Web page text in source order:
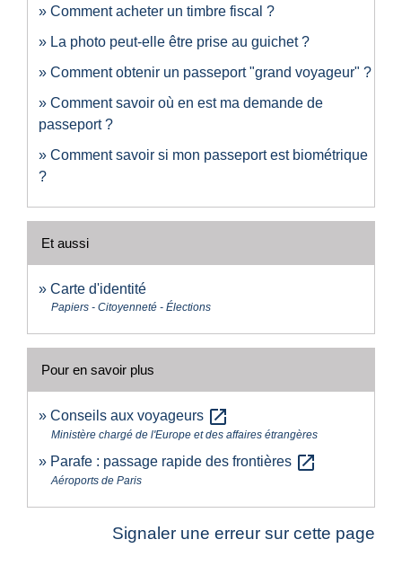
Comment acheter un timbre fiscal ?
La photo peut-elle être prise au guichet ?
Comment obtenir un passeport "grand voyageur" ?
Comment savoir où en est ma demande de
passeport ?
Comment savoir si mon passeport est biométrique
?
Et aussi
Carte d'identité
Papiers - Citoyenneté - Élections
Pour en savoir plus
Conseils aux voyageurs open_in_new
Ministère chargé de l'Europe et des affaires étrangères
Parafe : passage rapide des frontières open_in_new
Aéroports de Paris
Signaler une erreur sur cette page